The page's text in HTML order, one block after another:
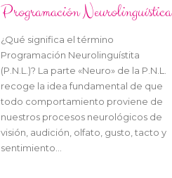
Programación Neurolinguística
¿Qué significa el término
Programación Neurolinguístita
(P.N.L.)? La parte «Neuro» de la P.N.L.
recoge la idea fundamental de que
todo comportamiento proviene de
nuestros procesos neurológicos de
visión, audición, olfato, gusto, tacto y
sentimiento…